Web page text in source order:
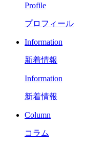
Profile
プロフィール
Information
新着情報
Information
新着情報
Column
コラム